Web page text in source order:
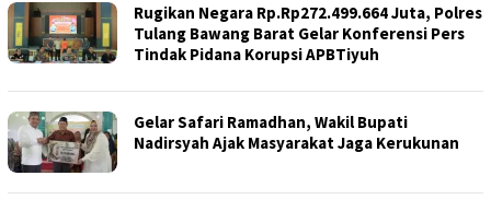
Rugikan Negara Rp.Rp272.499.664 Juta, Polres
Tulang Bawang Barat Gelar Konferensi Pers
Tindak Pidana Korupsi APBTiyuh
Gelar Safari Ramadhan, Wakil Bupati
Nadirsyah Ajak Masyarakat Jaga Kerukunan